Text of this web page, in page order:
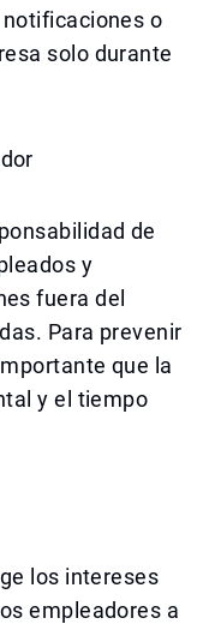
o
solo durante
de
y
fuera del
Para prevenir
que la
y el tiempo
los intereses
empleadores a